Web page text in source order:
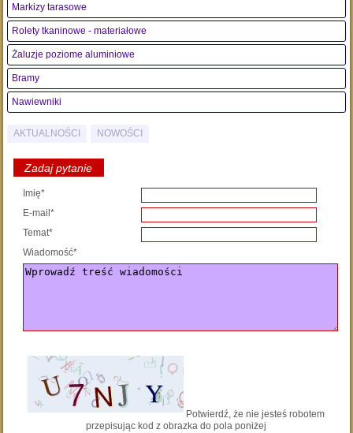
Markizy tarasowe
Rolety tkaninowe - materiałowe
Żaluzje poziome aluminiowe
Bramy
Nawiewniki
AKTUALNOŚCI NOWOŚCI
Zadaj pytanie
Imię*
E-mail*
Temat*
Wiadomość*
Potwierdź, że nie jesteś robotem
przepisując kod z obrazka do pola poniżej